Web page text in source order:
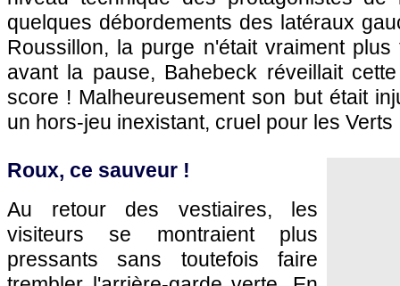
quelques débordements des latéraux
Roussillon, la purge n'était vraiment
avant la pause, Bahebeck réveillait
score ! Malheureusement son but était
un hors-jeu inexistant, cruel pour les Verts
Roux, ce sauveur !
Au retour des vestiaires, les
visiteurs se montraient plus
pressants sans toutefois faire